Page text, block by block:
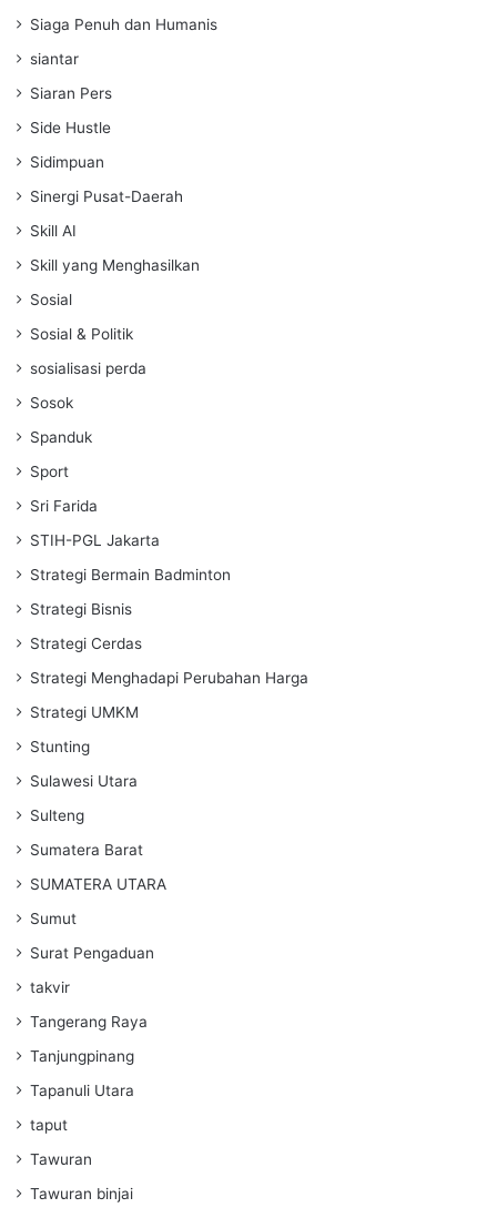
Siaga Penuh dan Humanis
siantar
Siaran Pers
Side Hustle
Sidimpuan
Sinergi Pusat-Daerah
Skill AI
Skill yang Menghasilkan
Sosial
Sosial & Politik
sosialisasi perda
Sosok
Spanduk
Sport
Sri Farida
STIH-PGL Jakarta
Strategi Bermain Badminton
Strategi Bisnis
Strategi Cerdas
Strategi Menghadapi Perubahan Harga
Strategi UMKM
Stunting
Sulawesi Utara
Sulteng
Sumatera Barat
SUMATERA UTARA
Sumut
Surat Pengaduan
takvir
Tangerang Raya
Tanjungpinang
Tapanuli Utara
taput
Tawuran
Tawuran binjai